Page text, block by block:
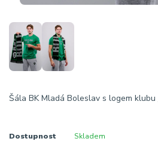
Šála BK Mladá Boleslav s logem klubu
Dostupnost Skladem